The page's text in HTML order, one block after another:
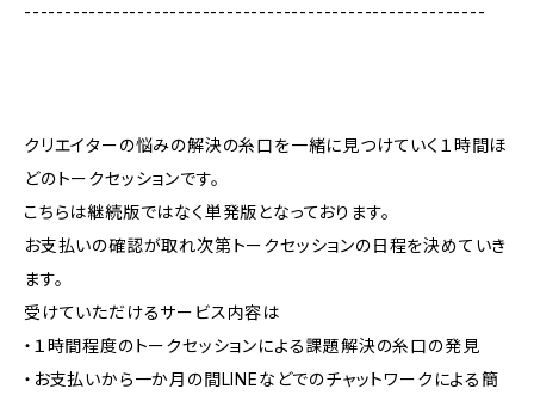
---------------------------------------------------------
クリエイターの悩みの解決の糸口を一緒に見つけていく１時間ほ
どのトークセッションです。
こちらは継続版ではなく単発版となっております。
お支払いの確認が取れ次第トークセッションの日程を決めていき
ます。
受けていただけるサービス内容は
・１時間程度のトークセッションによる課題解決の糸口の発見
・お支払いから一か月の間LINEなどでのチャットワークによる簡